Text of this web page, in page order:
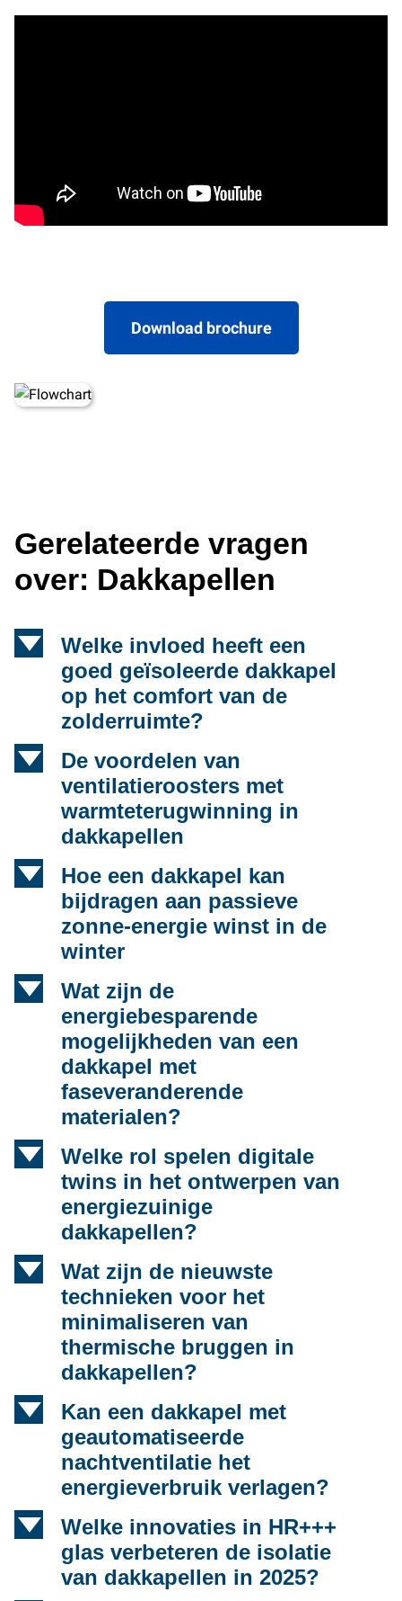
Download brochure
Gerelateerde vragen
over: Dakkapellen
d
Welke invloed heeft een
goed geïsoleerde dakkapel
op het comfort van de
zolderruimte?
d
De voordelen van
ventilatieroosters met
warmteterugwinning in
dakkapellen
d
Hoe een dakkapel kan
bijdragen aan passieve
zonne-energie winst in de
winter
d
Wat zijn de
energiebesparende
mogelijkheden van een
dakkapel met
faseveranderende
materialen?
d
Welke rol spelen digitale
twins in het ontwerpen van
energiezuinige
dakkapellen?
d
Wat zijn de nieuwste
technieken voor het
minimaliseren van
thermische bruggen in
dakkapellen?
d
Kan een dakkapel met
geautomatiseerde
nachtventilatie het
energieverbruik verlagen?
d
Welke innovaties in HR+++
glas verbeteren de isolatie
van dakkapellen in 2025?